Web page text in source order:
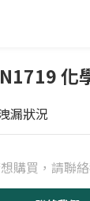
化
漏狀況
購買，請聯